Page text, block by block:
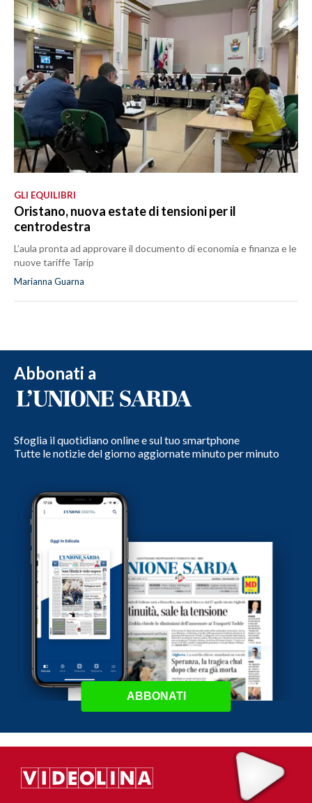
GLI EQUILIBRI
Oristano, nuova estate di tensioni per il
centrodestra
L’aula pronta ad approvare il documento di economia e finanza e le
nuove tariffe Tarip
Marianna Guarna
Abbonati a
Sfoglia il quotidiano online e sul tuo smartphone
Tutte le notizie del giorno aggiornate minuto per minuto
ABBONATI